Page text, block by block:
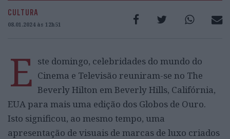
CULTURA
08.01.2024 às 12h51
E ste domingo, celebridades do mundo do
Cinema e Televisão reuniram-se no The
Beverly Hilton em Beverly Hills, Califórnia,
EUA para mais uma edição dos Globos de Ouro.
Isto significou, ao mesmo tempo, uma
apresentação de visuais de marcas de luxo criados